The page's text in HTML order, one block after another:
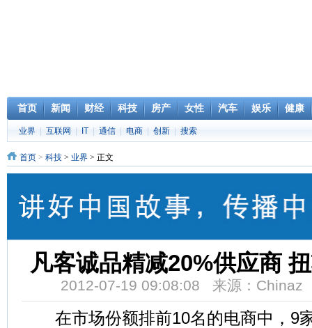
首页 新闻 财经 科技 房产 女性 汽车 娱乐 健康
业界 互联网 IT 通信 电商 创新 搜索
首页 > 科技 > 业界 > 正文
凡客诚品精减20%供应商
2012-07-19 09:08:08 来源：Chinaz
在市场份额排前10名的电商中，9